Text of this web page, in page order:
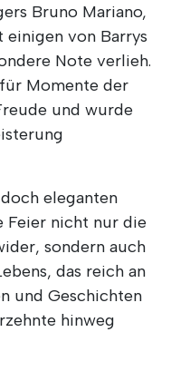
Bruno Mariano,
von Barrys
Note verlieh.
Momente der
und wurde
eleganten
Feier nicht nur die
sondern auch
das reich an
und Geschichten
hinweg